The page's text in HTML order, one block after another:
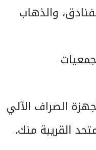
والذهاب
الصراف الآلي
القريبة منك.